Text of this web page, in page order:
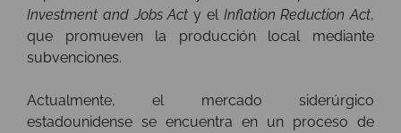
Investment and Jobs Act y el Inflation Reduction Act,
que promueven la producción local mediante
subvenciones.
Actualmente, el mercado siderúrgico
estadounidense se encuentra en un proceso de